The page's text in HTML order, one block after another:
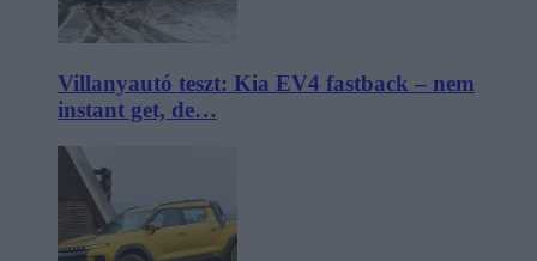
Villanyautó teszt: Kia EV4 fastback – nem
instant get, de…